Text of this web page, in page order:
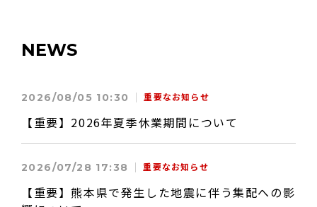
NEWS
2026/08/05 10:30 重要なお知らせ
【重要】2026年夏季休業期間について
2026/07/28 17:38 重要なお知らせ
【重要】熊本県で発生した地震に伴う集配への影